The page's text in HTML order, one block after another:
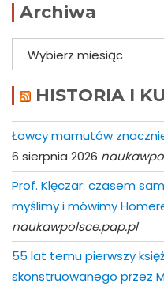
Archiwa
HISTORIA I
Łowcy mamutów
6 sierpnia 2026
Prof. Klęczar: czasem
myślimy i mówimy
naukawpolsce.pap.pl
55 lat temu pierwszy
skonstruowanego przez